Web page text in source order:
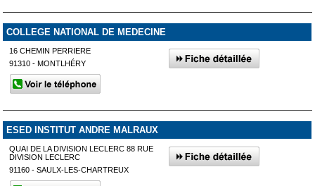
COLLEGE NATIONAL DE MEDECINE
16 CHEMIN PERRIERE
91310 - MONTLHÉRY
ESED INSTITUT ANDRE MALRAUX
QUAI DE LA DIVISION LECLERC 88 RUE
DIVISION LECLERC
91160 - SAULX-LES-CHARTREUX